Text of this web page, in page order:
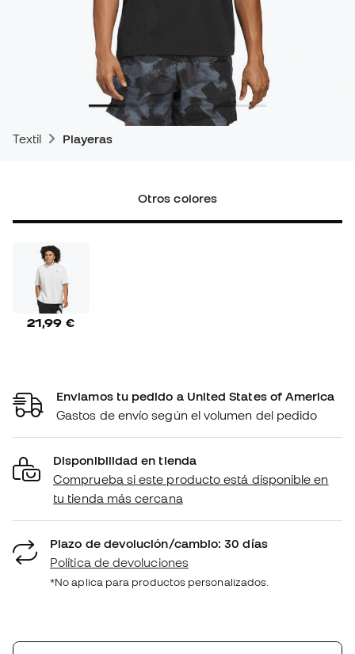
Textil Playeras
Otros colores
21,99 €
Enviamos tu pedido a United States of America
Gastos de envío según el volumen del pedido
Disponibilidad en tienda
Comprueba si este producto está disponible en
tu tienda más cercana
Plazo de devolución/cambio: 30 días
Política de devoluciones
*No aplica para productos personalizados.